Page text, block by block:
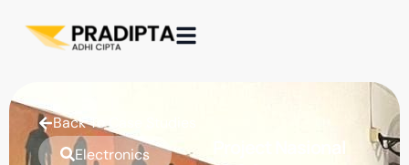
Back To Case Studies
Electronics
Project Nasional